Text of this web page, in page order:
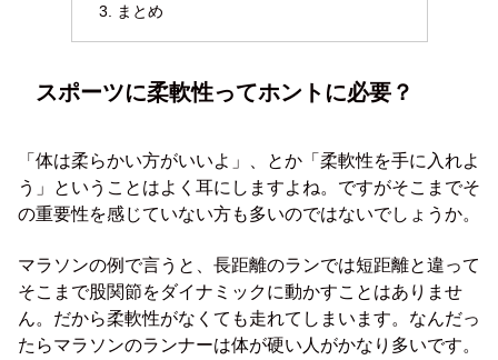
まとめ
スポーツに柔軟性ってホントに必要？
「体は柔らかい方がいいよ」、とか「柔軟性を手に入れよ
う」ということはよく耳にしますよね。ですがそこまでそ
の重要性を感じていない方も多いのではないでしょうか。
マラソンの例で言うと、長距離のランでは短距離と違って
そこまで股関節をダイナミックに動かすことはありませ
ん。だから柔軟性がなくても走れてしまいます。なんだっ
たらマラソンのランナーは体が硬い人がかなり多いです。